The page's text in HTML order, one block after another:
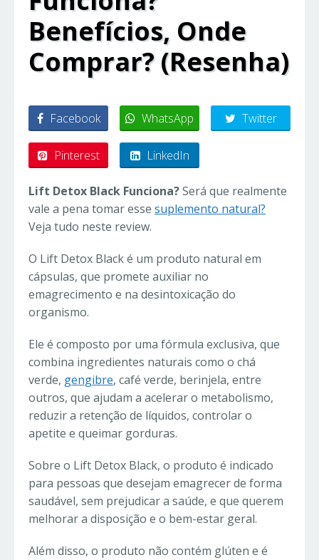
Benefícios, Onde
Comprar? (Resenha)
Facebook WhatsApp Twitter
Pinterest LinkedIn
Lift Detox Black Funciona?Será que realmente
vale a pena tomar esse suplemento natural?
Veja tudo neste review.
O Lift Detox Black é um produto natural em
cápsulas, que promete auxiliar no
emagrecimento e na desintoxicação do
organismo.
Ele é composto por uma fórmula exclusiva, que
combina ingredientes naturais como o chá
verde, gengibre, café verde, berinjela, entre
outros, que ajudam a acelerar o metabolismo,
reduzir a retenção de líquidos, controlar o
apetite e queimar gorduras.
Sobre o Lift Detox Black, o produto é indicado
para pessoas que desejam emagrecer de forma
saudável, sem prejudicar a saúde, e que querem
melhorar a disposição e o bem-estar geral.
Além disso, o produto não contém glúten e é